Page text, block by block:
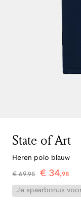
State of Art
Heren polo blauw
€69,95 € 34,98
Je spaarbonus